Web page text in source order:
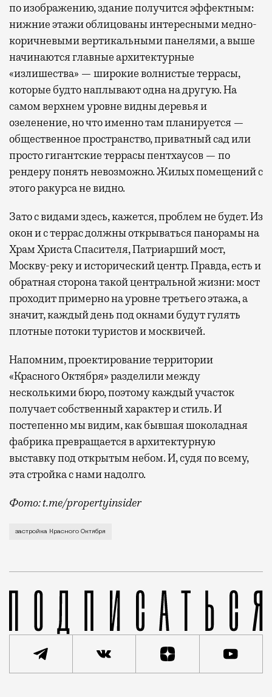
по изображению, здание получится эффектным:
нижние этажи облицованы интересными медно-
коричневыми вертикальными панелями, а выше
начинаются главные архитектурные
«излишества» — широкие волнистые террасы,
которые будто наплывают одна на другую. На
самом верхнем уровне видны деревья и
озеленение, но что именно там планируется —
общественное пространство, приватный сад или
просто гигантские террасы пентхаусов — по
рендеру понять невозможно. Жилых помещений с
этого ракурса не видно.
Зато с видами здесь, кажется, проблем не будет. Из
окон и с террас должны открываться панорамы на
Храм Христа Спасителя, Патриарший мост,
Москву-реку и исторический центр. Правда, есть и
обратная сторона такой центральной жизни: мост
проходит примерно на уровне третьего этажа, а
значит, каждый день под окнами будут гулять
плотные потоки туристов и москвичей.
Напомним, проектирование территории
«Красного Октября» разделили между
несколькими бюро, поэтому каждый участок
получает собственный характер и стиль. И
постепенно мы видим, как бывшая шоколадная
фабрика превращается в архитектурную
выставку под открытым небом. И, судя по всему,
эта стройка с нами надолго.
Фото: t.me/propertyinsider
В последнее время проекты застройки
застройка Красного Октября